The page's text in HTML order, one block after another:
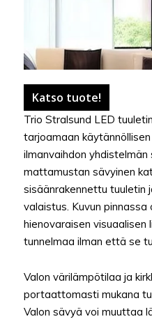
Katso tuote!
Trio Stralsund LED
tarjoamaan
ilmanvaihdon
mattamustan sävyinen
sisäänrakennettu tuuletin
valaistus. Kuvun
hienovaraisen visuaalisen
tunnelmaa ilman että se
Valon värilämpötilaa ja
portaattomasti mukana
Valon sävyä voi muuttaa